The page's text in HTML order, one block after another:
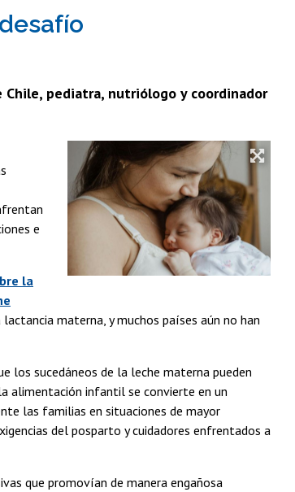
Bachillerato
Chile, pediatra, nutriólogo y coordinador
e
la
materna, y muchos países aún no han
los sucedáneos de la leche materna pueden
alimentación infantil se convierte en un
las familias en situaciones de mayor
del posparto y cuidadores enfrentados a
que promovían de manera engañosa